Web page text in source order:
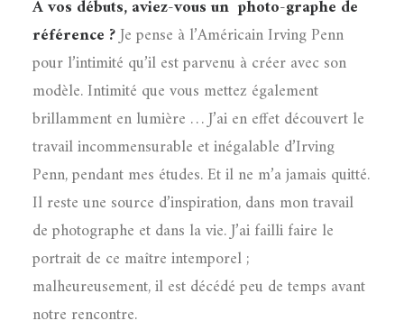
A vos débuts, aviez-vous un photo-graphe de
référence ?Je pense à l’Américain Irving Penn
pour l’intimité qu’il est parvenu à créer avec son
modèle. Intimité que vous mettez également
brillamment en lumière … J’ai en effet découvert le
travail incommensurable et inégalable d’Irving
Penn, pendant mes études. Et il ne m’a jamais quitté.
Il reste une source d’inspiration, dans mon travail
de photographe et dans la vie. J’ai failli faire le
portrait de ce maître intemporel ;
malheureusement, il est décédé peu de temps avant
notre rencontre.